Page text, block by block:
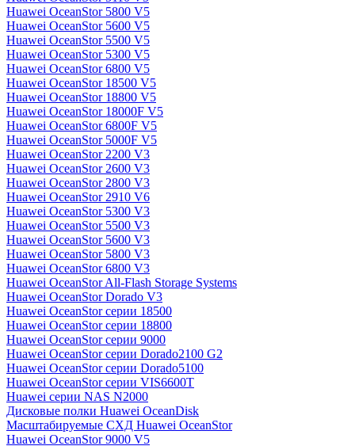
Huawei OceanStor 5800 V5
Huawei OceanStor 5600 V5
Huawei OceanStor 5500 V5
Huawei OceanStor 5300 V5
Huawei OceanStor 6800 V5
Huawei OceanStor 18500 V5
Huawei OceanStor 18800 V5
Huawei OceanStor 18000F V5
Huawei OceanStor 6800F V5
Huawei OceanStor 5000F V5
Huawei OceanStor 2200 V3
Huawei OceanStor 2600 V3
Huawei OceanStor 2800 V3
Huawei OceanStor 2910 V6
Huawei OceanStor 5300 V3
Huawei OceanStor 5500 V3
Huawei OceanStor 5600 V3
Huawei OceanStor 5800 V3
Huawei OceanStor 6800 V3
Huawei OceanStor All-Flash Storage Systems
Huawei OceanStor Dorado V3
Huawei OceanStor серии 18500
Huawei OceanStor серии 18800
Huawei OceanStor серии 9000
Huawei OceanStor серии Dorado2100 G2
Huawei OceanStor серии Dorado5100
Huawei OceanStor серии VIS6600T
Huawei серии NAS N2000
Дисковые полки Huawei OceanDisk
Масштабируемые СХД Huawei OceanStor
Huawei OceanStor 9000 V5